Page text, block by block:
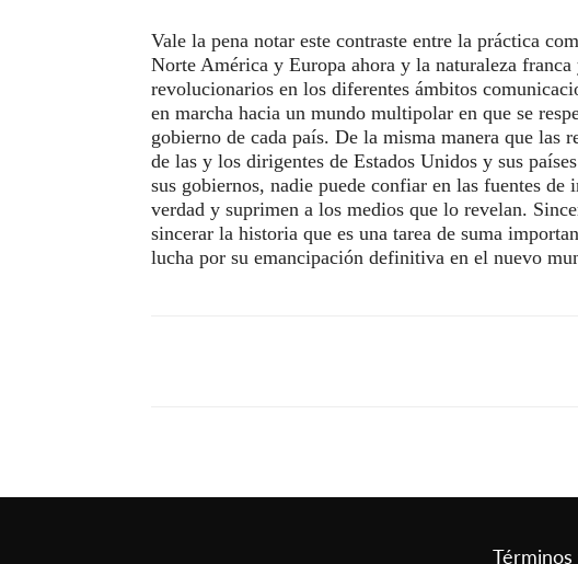
Vale la pena notar este contraste entre la práctica
Norte América y Europa ahora y la naturaleza franca
revolucionarios en los diferentes ámbitos
en marcha hacia un mundo multipolar en que se
gobierno de cada país. De la misma manera que las
de las y los dirigentes de Estados Unidos y sus
sus gobiernos, nadie puede confiar en las fuentes
verdad y suprimen a los medios que lo revelan.
sincerar la historia que es una tarea de suma
lucha por su emancipación definitiva en el nuevo